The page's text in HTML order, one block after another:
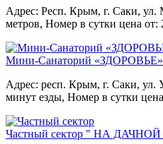
Адрес: Респ. Крым, г. Саки, ул.
метров, Номер в сутки цена от:
Мини-Санаторий «ЗДОРОВЬЕ»
Адрес: респ. Крым, г. Саки, ул.
минут езды, Номер в сутки
Частный сектор " НА ДАЧНОЙ